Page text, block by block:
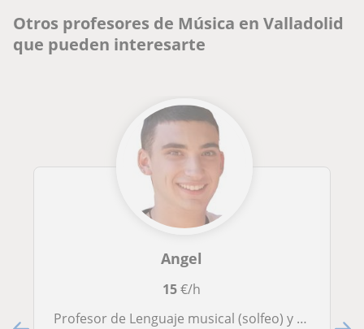
Otros profesores de Música en Valladolid
que pueden interesarte
Angel
15€/h
Profesor de Lenguaje musical (solfeo) y de Violín